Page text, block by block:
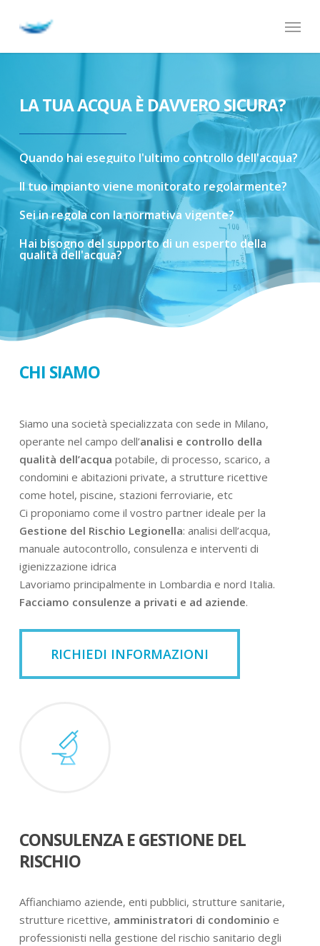
Menu
LA TUA ACQUA È DAVVERO SICURA?
Quando hai eseguito l'ultimo controllo dell'acqua?
Il tuoimpianto viene monitorato regolarmente?
Seiinregola con lanormativa vigente?
Hai bisognodel supportodi un esperto della
qualitàdell'acqua?
CHI SIAMO
Siamo una società specializzata con sede in Milano,
operante nel campo dell’analisi e controllo della
qualità dell’acqua potabile, di processo, scarico, a
condomini e abitazioni private, a strutture ricettive
come hotel, piscine, stazioni ferroviarie, etc
Ci proponiamo come il vostro partner ideale per la
Gestione del Rischio Legionella: analisi dell’acqua,
manuale autocontrollo, consulenza e interventi di
igienizzazione idrica
Lavoriamo principalmente in Lombardia e nord Italia.
Facciamo consulenze a privati e ad aziende.
RICHIEDI INFORMAZIONI
CONSULENZA E GESTIONE DEL
RISCHIO
Affianchiamo aziende, enti pubblici, strutture sanitarie,
strutture ricettive, amministratori di condominio e
professionisti nella gestione del rischio sanitario degli